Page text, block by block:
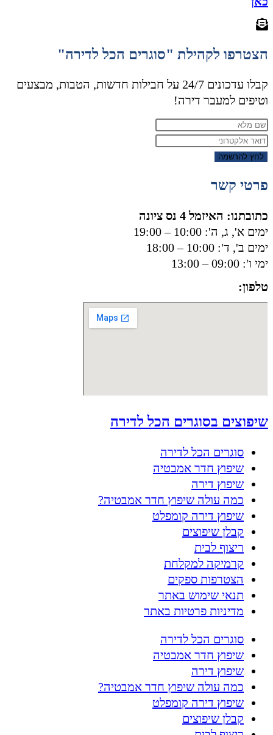
הצטרפו לקהילת "סוגרים הכל לדירה"
קבלו עדכונים 24/7 על חבילות חדשות, הטבות, מבצעים
וטיפים למעבר דירה!
לחץ להרשמה
פרטי קשר
כתובתנו: האיזמל 4 נס ציונה
ימים א', ג, ה': 10:00 – 19:00
ימים ב', ד': 10:00 – 18:00
ימי ו': 09:00 – 13:00
טלפון:
שיפוצים בסוגרים הכל לדירה
סוגרים הכל לדירה
שיפוץ חדר אמבטיה
שיפוץ דירה
כמה עולה שיפוץ חדר אמבטיה?
שיפוץ דירה קומפלט
קבלן שיפוצים
ריצוף לבית
קרמיקה למקלחת
הצטרפות ספקים
תנאי שימוש באתר
מדיניות פרטיות באתר
סוגרים הכל לדירה
שיפוץ חדר אמבטיה
שיפוץ דירה
כמה עולה שיפוץ חדר אמבטיה?
שיפוץ דירה קומפלט
קבלן שיפוצים